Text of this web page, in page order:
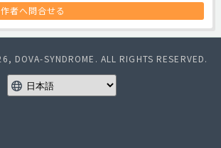
者へ問合せる
DOVA-SYNDROME. ALL RIGHTS RESERVED.